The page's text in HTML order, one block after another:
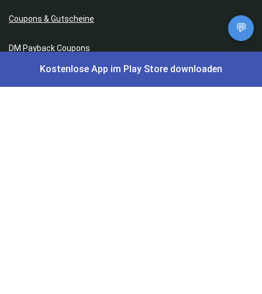
Coupons & Gutscheine
DM Payback Coupons
💬
Kostenlose App im Play Store downloaden